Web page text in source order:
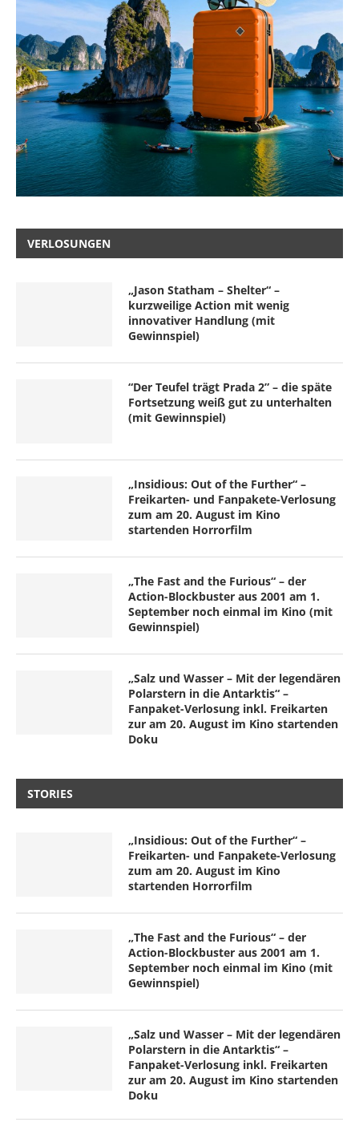
VERLOSUNGEN
„Jason Statham – Shelter“ –
kurzweilige Action mit wenig
innovativer Handlung (mit
Gewinnspiel)
“Der Teufel trägt Prada 2” – die späte
Fortsetzung weiß gut zu unterhalten
(mit Gewinnspiel)
„Insidious: Out of the Further“ –
Freikarten- und Fanpakete-Verlosung
zum am 20. August im Kino
startenden Horrorfilm
„The Fast and the Furious“ – der
Action-Blockbuster aus 2001 am 1.
September noch einmal im Kino (mit
Gewinnspiel)
„Salz und Wasser – Mit der legendären
Polarstern in die Antarktis“ –
Fanpaket-Verlosung inkl. Freikarten
zur am 20. August im Kino startenden
Doku
STORIES
„Insidious: Out of the Further“ –
Freikarten- und Fanpakete-Verlosung
zum am 20. August im Kino
startenden Horrorfilm
„The Fast and the Furious“ – der
Action-Blockbuster aus 2001 am 1.
September noch einmal im Kino (mit
Gewinnspiel)
„Salz und Wasser – Mit der legendären
Polarstern in die Antarktis“ –
Fanpaket-Verlosung inkl. Freikarten
zur am 20. August im Kino startenden
Doku